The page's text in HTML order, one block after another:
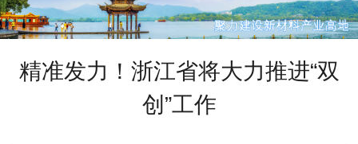
精准发力！浙江省将大力推进“双
创”工作